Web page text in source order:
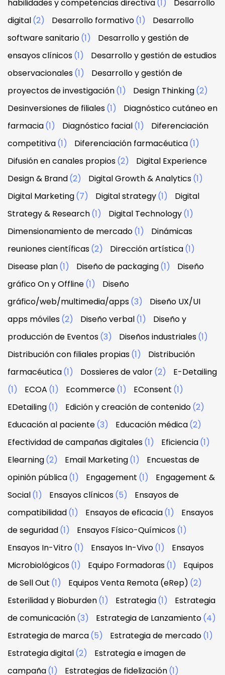
habilidades y competencias directiva(1)
Desarrollo
digital(2) Desarrollo formativo(1)
Desarrollo
software sanitario(1)
Desarrollo y gestión de
ensayos clínicos(1)
Desarrollo y gestión de estudios
observacionales(1)
Desarrollo y gestión de
proyectos de investigación(1) Design Thinking(2)
Desinversiones de filiales(1)
Diagnóstico cutáneo en
farmacia(1) Diagnóstico facial(1)
Diferenciación
competitiva(1) Diferenciación farmacéutica(1)
Difusión en canales propios(2)
Digital Experience
Design & Brand(2) Digital Growth & Analytics(1)
Digital Marketing(7) Digital strategy(1)
Digital
Strategy & Research(1) Digital Technology(1)
Dimensionamiento de mercado(1)
Dinámicas
reuniones científicas(2) Dirección artística(1)
Disease plan(1) Diseño de packaging(1)
Diseño
gráfico On y Offline(1)
Diseño
gráfico/web/multimedia/apps(3)
Diseño UX/UI
apps móviles(2) Diseño verbal(1)
Diseño y
producción de Eventos(3) Diseños industriales(1)
Distribución con filiales propias(1)
Distribución
farmacéutica(1) Dossieres de valor(2)
E-Detailing
(1)
ECOA (1) Ecommerce(1) EConsent (1)
EDetailing(1) Edición y creación de contenido(2)
Educación al paciente(3) Educación médica(2)
Efectividad de campañas digitales(1) Eficiencia(1)
Elearning(2) Email Marketing(1)
Encuestas de
opinión pública(1) Engagement (1)
Engagement &
Social(1) Ensayos clínicos(5)
Ensayos de
compatibilidad(1) Ensayos de eficacia(1)
Ensayos
de seguridad(1) Ensayos Físico-Químicos(1)
Ensayos In-Vitro(1) Ensayos In-Vivo(1)
Ensayos
Microbiológicos(1) Equipo Formadoras(1)
Equipos
de Sell Out (1) Equipos Venta Remota (eRep) (2)
Esterilidad y Bioburden(1) Estrategia(1)
Estrategia
de comunicación(3) Estrategia de Lanzamiento(4)
Estrategia de marca(5) Estrategia de mercado(1)
Estrategia digital(2)
Estrategia e imagen de
campaña(1) Estrategias de fidelización(1)